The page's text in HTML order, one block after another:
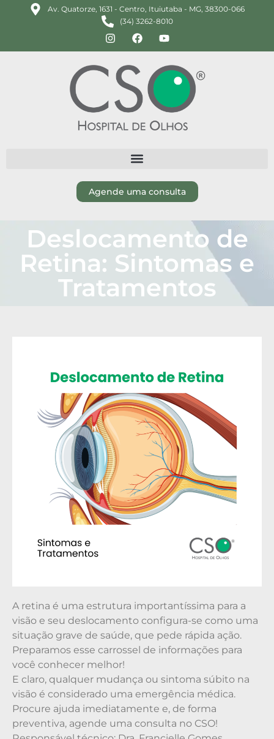
Av. Quatorze, 1631 - Centro, Ituiutaba - MG, 38300-066
(34) 3262-8010
Agende uma consulta
Deslocamento de
Retina: Sintomas e
Tratamentos
A retina é uma estrutura importantíssima para a
visão e seu deslocamento configura-se como uma
situação grave de saúde, que pede rápida ação.
Preparamos esse carrossel de informações para
você conhecer melhor!
E claro, qualquer mudança ou sintoma súbito na
visão é considerado uma emergência médica.
Procure ajuda imediatamente e, de forma
preventiva, agende uma consulta no CSO!